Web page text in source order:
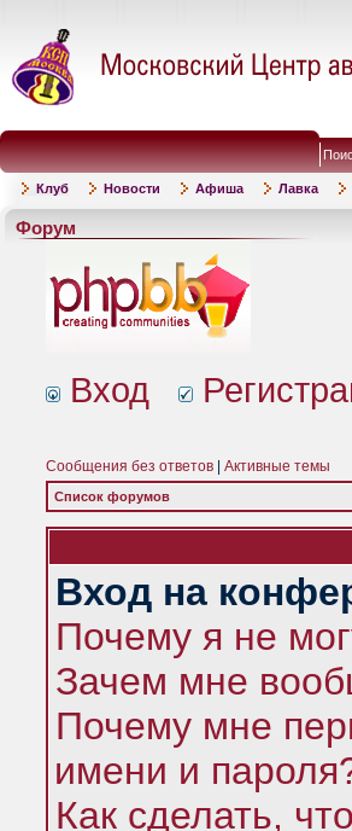
Клуб Новости Афиша Лавка
Форум
Вход
Сообщения без ответов Активные темы
Список форумов
Вход на
Почему я не
Зачем мне
Почему мне
имени и
Как сделать,